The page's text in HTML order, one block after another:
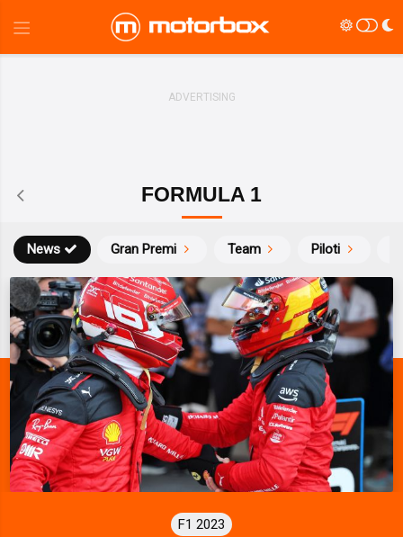
FORMULA 1
News Gran Premi Team Piloti
F1 2023